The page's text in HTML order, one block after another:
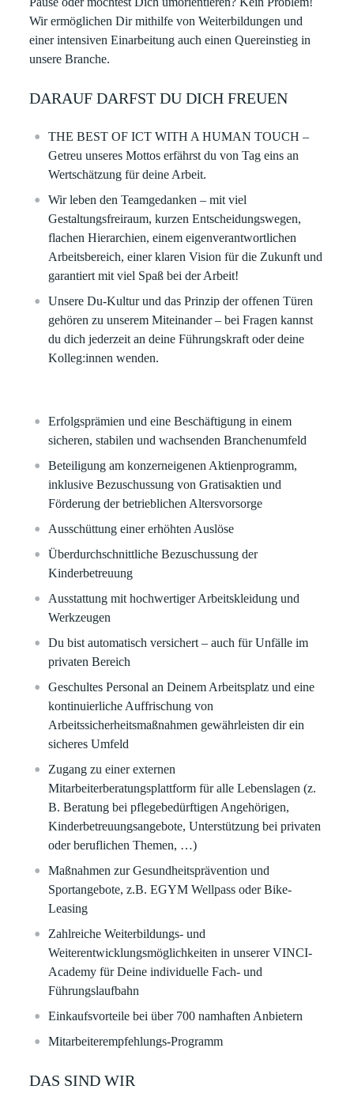
Wir ermöglichen Dir mithilfe von Weiterbildungen und
einer intensiven Einarbeitung auch einen Quereinstieg in
unsere Branche.
DARAUF DARFST DU DICH FREUEN
THE BEST OF ICT WITH A HUMAN TOUCH –
Getreu unseres Mottos erfährst du von Tag eins an
Wertschätzung für deine Arbeit. ​
Wir leben den Teamgedanken – mit viel
Gestaltungsfreiraum, kurzen Entscheidungswegen,
flachen Hierarchien, einem eigenverantwortlichen
Arbeitsbereich, einer klaren Vision für die Zukunft und
garantiert mit viel Spaß bei der Arbeit!​
Unsere Du-Kultur und das Prinzip der offenen Türen
gehören zu unserem Miteinander – bei Fragen kannst
du dich jederzeit an deine Führungskraft oder deine
Kolleg:innen wenden.
Erfolgsprämien und eine Beschäftigung in einem
sicheren, stabilen und wachsenden Branchenumfeld​
Beteiligung am konzerneigenen Aktienprogramm,
inklusive Bezuschussung von Gratisaktien und
Förderung der betrieblichen Altersvorsorge​
Ausschüttung einer erhöhten Auslöse
Überdurchschnittliche Bezuschussung der
Kinderbetreuung​
Ausstattung mit hochwertiger Arbeitskleidung und
Werkzeugen​
Du bist automatisch versichert – auch für Unfälle im
privaten Bereich
Geschultes Personal an Deinem Arbeitsplatz und eine
kontinuierliche Auffrischung von
Arbeitssicherheitsmaßnahmen gewährleisten dir ein
sicheres Umfeld​
Zugang zu einer externen
Mitarbeiterberatungsplattform für alle Lebenslagen (z.
B. Beratung bei pflegebedürftigen Angehörigen,
Kinderbetreuungsangebote, Unterstützung bei privaten
oder beruflichen Themen, …)
Maßnahmen zur Gesundheitsprävention und
Sportangebote, z.B. EGYM Wellpass oder Bike-
Leasing​
Zahlreiche Weiterbildungs- und
Weiterentwicklungsmöglichkeiten in unserer VINCI-
Academy für Deine individuelle Fach- und
Führungslaufbahn​​
Einkaufsvorteile bei über 700 namhaften Anbietern​​
Mitarbeiterempfehlungs-Programm ​
DAS SIND WIR